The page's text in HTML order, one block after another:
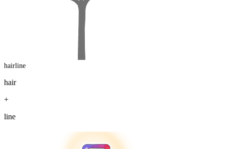
hairline
hair
+
line